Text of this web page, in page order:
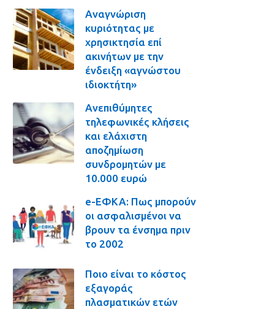
Αναγνώριση
κυριότητας με
χρησικτησία επί
ακινήτων με την
ένδειξη «αγνώστου
ιδιοκτήτη»
Ανεπιθύμητες
τηλεφωνικές κλήσεις
και ελάχιστη
αποζημίωση
συνδρομητών με
10.000 ευρώ
e-ΕΦΚΑ: Πως μπορούν
οι ασφαλισμένοι να
βρουν τα ένσημα πριν
το 2002
Ποιο είναι το κόστος
εξαγοράς
πλασματικών ετών